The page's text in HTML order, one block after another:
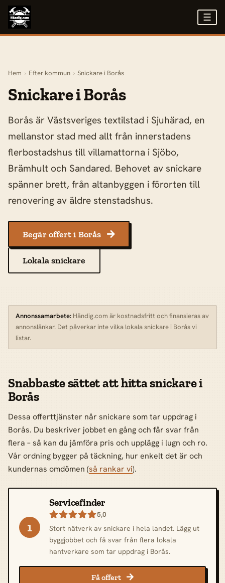
☰
Hem › Efter kommun › Snickare i Borås
Snickare i Borås
Borås är Västsveriges textilstad i Sjuhärad, en
mellanstor stad med allt från innerstadens
flerbostadshus till villamattorna i Sjöbo,
Brämhult och Sandared. Behovet av snickare
spänner brett, från altanbyggen i förorten till
renovering av äldre stenstadshus.
Begär offert i Borås 
Lokala snickare
Annonssamarbete: Händig.com är kostnadsfritt och finansieras av
annonslänkar. Det påverkar inte vilka lokala snickare i Borås vi
listar.
Snabbaste sättet att hitta snickare i
Borås
Dessa offerttjänster når snickare som tar uppdrag i
Borås. Du beskriver jobbet en gång och får svar från
flera – så kan du jämföra pris och upplägg i lugn och ro.
Vår ordning bygger på täckning, hur enkelt det är och
kundernas omdömen (så rankar vi).
1
Servicefinder
5,0
Stort nätverk av snickare i hela landet. Lägg ut
byggjobbet och få svar från flera lokala
hantverkare som tar uppdrag i Borås.
Få offert 